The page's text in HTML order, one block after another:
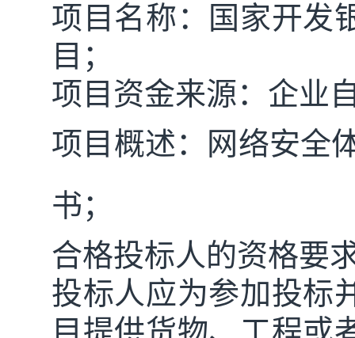
项目名称：
国家开发
目 ；
项目资金来源：企业
项目概述：网络安全
书；
合格投标人的资格要
投标人应为参加投标